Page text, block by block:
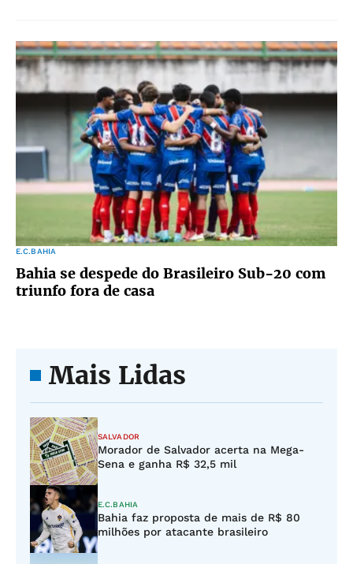
E.C.BAHIA
Bahia se despede do Brasileiro Sub-20 com
triunfo fora de casa
Mais Lidas
SALVADOR
Morador de Salvador acerta na Mega-
Sena e ganha R$ 32,5 mil
E.C.BAHIA
Bahia faz proposta de mais de R$ 80
milhões por atacante brasileiro